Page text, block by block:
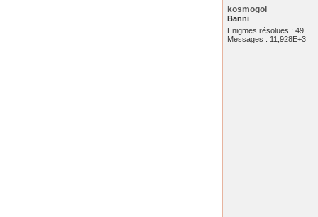
kosmogol
Banni
Enigmes résolues : 49
Messages : 11,928E+3